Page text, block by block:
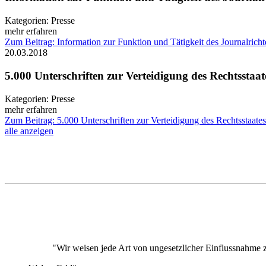
Kategorien: Presse
mehr erfahren
Zum Beitrag: Information zur Funktion und Tätigkeit des
20.03.2018
5.000 Unterschriften zur Verteidigung des
Kategorien: Presse
mehr erfahren
Zum Beitrag: 5.000 Unterschriften zur Verteidigung des
alle anzeigen
"Wir weisen jede Art von ungesetzlicher Einflussnahme